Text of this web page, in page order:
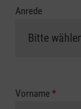
Anrede
Vorname *